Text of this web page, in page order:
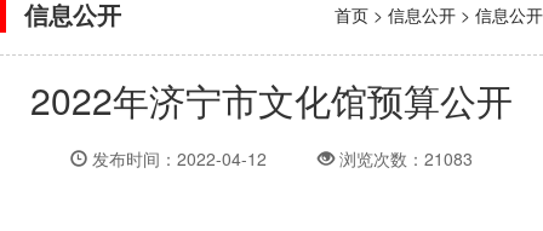
信息公开 首页 > 信息公开 > 信息公开
2022年济宁市文化馆预算公开
发布时间：2022-04-12 浏览次数：21083